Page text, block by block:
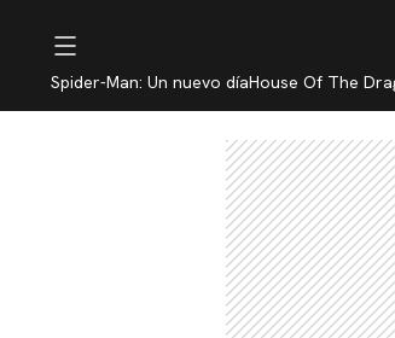
Spider-Man: Un nuevo díaHouse Of The